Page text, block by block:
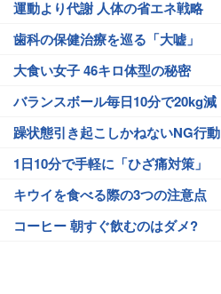
運動より代謝 人体の省エネ戦略
歯科の保健治療を巡る「大嘘」
大食い女子 46キロ体型の秘密
バランスボール毎日10分で20kg減
躁状態引き起こしかねないNG行動
1日10分で手軽に「ひざ痛対策」
キウイを食べる際の3つの注意点
コーヒー 朝すぐ飲むのはダメ?